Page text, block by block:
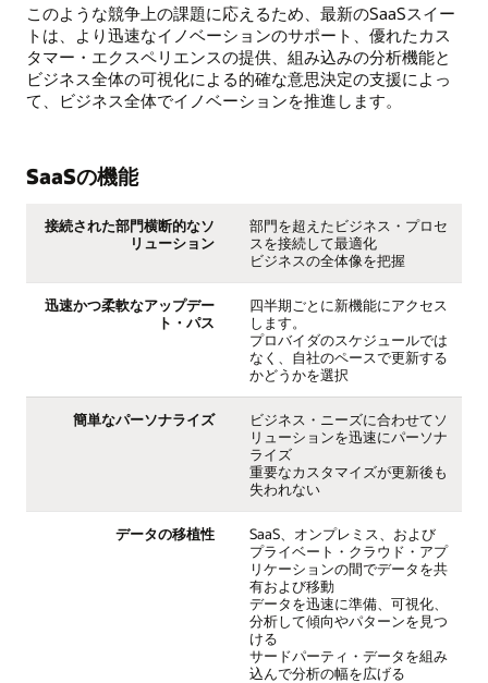
このような競争上の課題に応えるため、最新のSaaSスイー
トは、より迅速なイノベーションのサポート、優れたカス
タマー・エクスペリエンスの提供、組み込みの分析機能と
ビジネス全体の可視化による的確な意思決定の支援によっ
て、ビジネス全体でイノベーションを推進します。
SaaSの機能
接続された部門横断的なソ
リューション
部門を超えたビジネス・プロセ
スを接続して最適化
ビジネスの全体像を把握
迅速かつ柔軟なアップデー
ト・パス
四半期ごとに新機能にアクセス
します。
プロバイダのスケジュールでは
なく、自社のペースで更新する
かどうかを選択
簡単なパーソナライズ
ビジネス・ニーズに合わせてソ
リューションを迅速にパーソナ
ライズ
重要なカスタマイズが更新後も
失われない
データの移植性
SaaS、オンプレミス、および
プライベート・クラウド・アプ
リケーションの間でデータを共
有および移動
データを迅速に準備、可視化、
分析して傾向やパターンを見つ
ける
サードパーティ・データを組み
込んで分析の幅を広げる